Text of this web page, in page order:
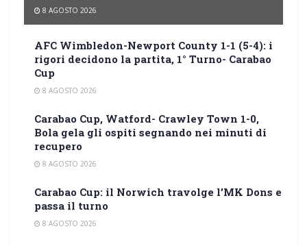
8 AGOSTO 2026
AFC Wimbledon-Newport County 1-1 (5-4): i
rigori decidono la partita, 1° Turno- Carabao
Cup
8 AGOSTO 2026
Carabao Cup, Watford- Crawley Town 1-0,
Bola gela gli ospiti segnando nei minuti di
recupero
8 AGOSTO 2026
Carabao Cup: il Norwich travolge l’MK Dons e
passa il turno
8 AGOSTO 2026